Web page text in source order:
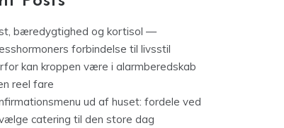
bæredygtighed og kortisol —
forbindelse til livsstil
kan kroppen være i alarmberedskab
reel fare
ud af huset: fordele ved
catering til den store dag